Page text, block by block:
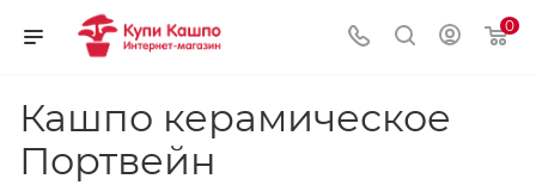
0
Кашпо керамическое
Портвейн